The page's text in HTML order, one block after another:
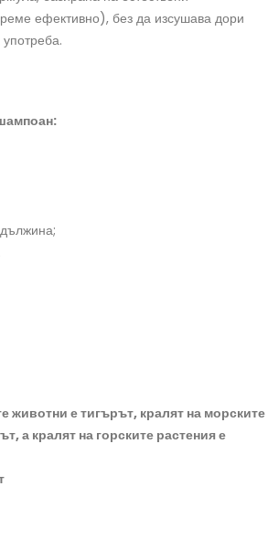
ефективно), без да изсушава дори
животни е тигърът, кралят на морските
а кралят на горските растения е